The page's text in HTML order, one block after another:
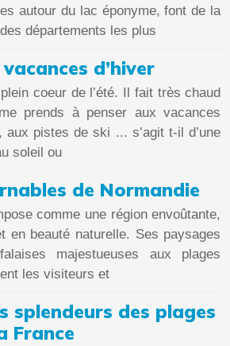
autour du lac éponyme, font de la
départements les plus
d’hiver
coeur de l’été. Il fait très chaud
prends à penser aux vacances
aux pistes de ski ... s’agit t-il d’une
soleil ou
de Normandie
comme une région envoûtante,
en beauté naturelle. Ses paysages
majestueuses aux plages
les visiteurs et
splendeurs des plages
France